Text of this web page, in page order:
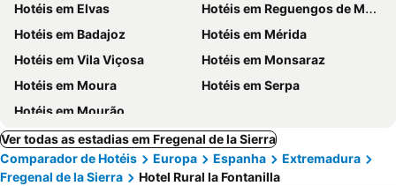
Hotéis em Elvas
Hotéis em Reguengos de Monsaraz
Hotéis em Badajoz
Hotéis em Mérida
Hotéis em Vila Viçosa
Hotéis em Monsaraz
Hotéis em Moura
Hotéis em Serpa
Hotéis em Mourão
Ver todas as estadias em Fregenal de la Sierra
Comparador de Hotéis
Europa Espanha
Extremadura
Fregenal de la Sierra
Hotel Rural la Fontanilla